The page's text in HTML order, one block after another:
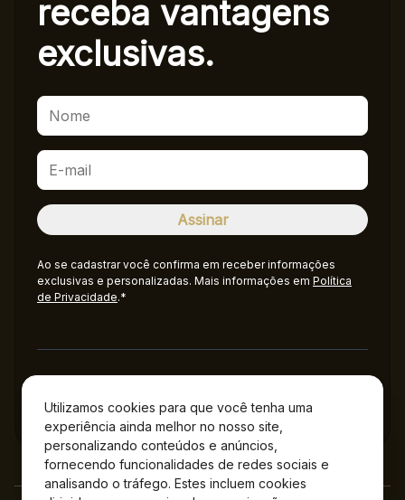
Utilizamos cookies para que você tenha uma
experiência ainda melhor no nosso site,
personalizando conteúdos e anúncios,
fornecendo funcionalidades de redes sociais e
analisando o tráfego. Estes incluem cookies
receba vantagens
exclusivas.
Ao se cadastrar você confirma em receber informações
exclusivas e personalizadas. Mais informações em Política
de Privacidade.*
Administração